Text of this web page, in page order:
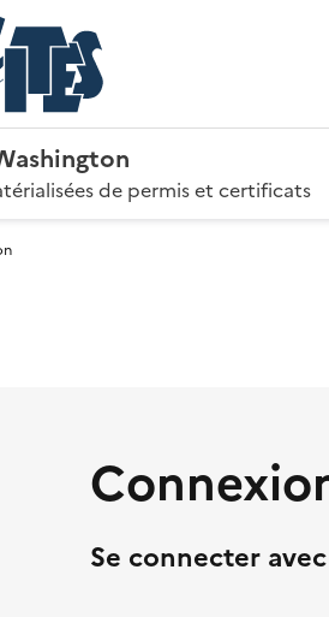
de permis et certificats
Se connecter